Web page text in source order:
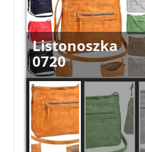
Listonoszka
0720